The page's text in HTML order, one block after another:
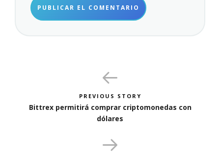
PREVIOUS STORY
Bittrex permitirá comprar criptomonedas con
dólares